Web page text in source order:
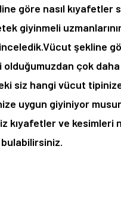
göre nasıl kıyafetler
giyinmeli
şekline
olduğumuzdan çok daha
siz hangi vücut
uygun giyiniyor
kıyafetler ve kesimleri
bulabilirsiniz.